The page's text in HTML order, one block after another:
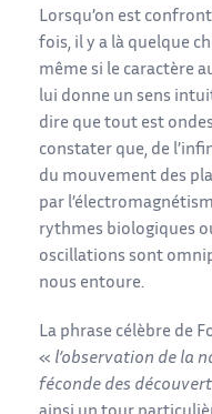
Lorsqu’on est
fois, il y a là quelque
même si le caractère
lui donne un sens
dire que tout est
constater que, de
du mouvement des
par
rythmes biologiques
oscillations sont
nous entoure.
La phrase célèbre de
« l’observation de la
féconde des